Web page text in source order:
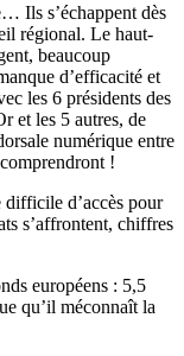
Ils s’échappent dès
régional. Le haut-
beaucoup
d’efficacité et
les 6 présidents des
et les 5 autres, de
numérique entre
!
difficile d’accès pour
s’affrontent, chiffres
européens : 5,5
qu’il méconnaît la